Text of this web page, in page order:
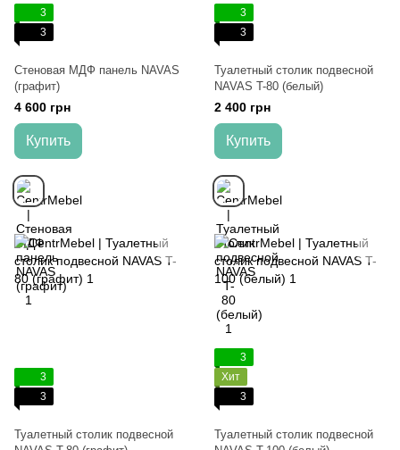
3
3
Стеновая МДФ панель NAVAS
(графит)
4 600 грн
Купить
3
3
Туалетный столик подвесной
NAVAS T-80 (белый)
2 400 грн
Купить
3
3
Туалетный столик подвесной
3
Хит
3
Туалетный столик подвесной